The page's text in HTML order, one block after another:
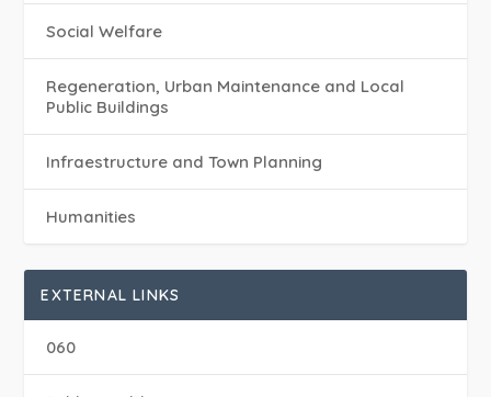
Social Welfare
Regeneration, Urban Maintenance and Local
Public Buildings
Infraestructure and Town Planning
Humanities
EXTERNAL LINKS
060